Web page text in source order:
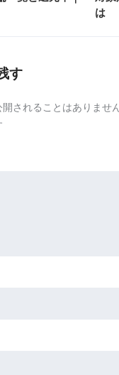
は
す
されることはありません